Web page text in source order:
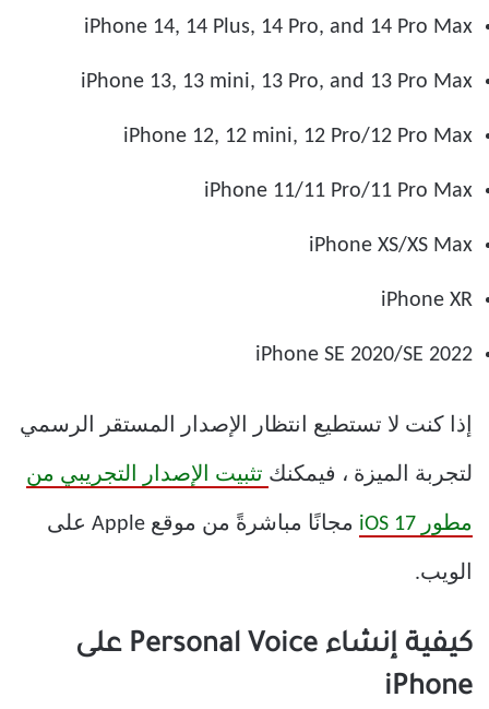
iPhone 14, 14 Plus, 14 Pro, and 14 Pro Max
iPhone 13, 13 mini, 13 Pro, and 13 Pro Max
iPhone 12, 12 mini, 12 Pro/12 Pro Max
iPhone 11/11 Pro/11 Pro Max
iPhone XS/XS Max
iPhone XR
iPhone SE 2020/SE 2022
إذا كنت لا تستطيع انتظار الإصدار المستقر الرسمي
لتجربة الميزة ، فيمكنك تثبيت الإصدار التجريبي من
مطور iOS 17 مجانًا مباشرةً من موقع Apple على
الويب.
كيفية إنشاء Personal Voice على
iPhone